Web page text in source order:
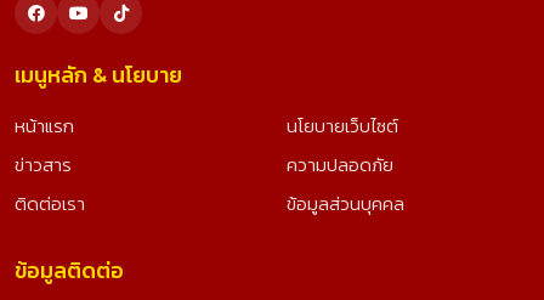
เมนูหลัก & นโยบาย
หน้าแรก
ข่าวสาร
ติดต่อเรา
นโยบายเว็บไซต์
ความปลอดภัย
ข้อมูลส่วนบุคคล
ข้อมูลติดต่อ